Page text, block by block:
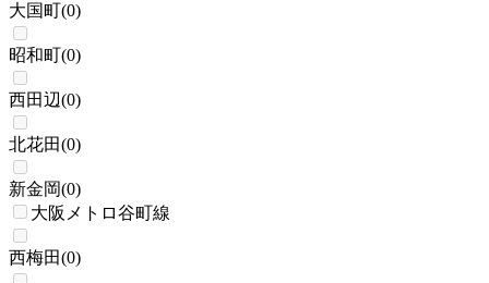
大国町(0)
昭和町(0)
西田辺(0)
北花田(0)
新金岡(0)
大阪メトロ谷町線
西梅田(0)